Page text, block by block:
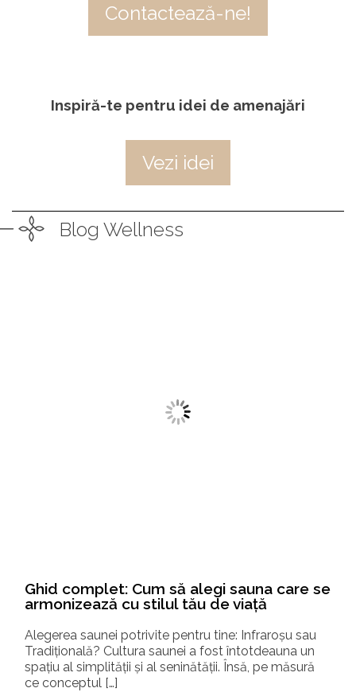
Contactează-ne!
Inspiră-te pentru idei de amenajări
Vezi idei
Blog Wellness
Ghid complet: Cum să alegi sauna care se
armonizează cu stilul tău de viață
Alegerea saunei potrivite pentru tine: Infraroșu sau
Tradițională? Cultura saunei a fost întotdeauna un
spațiu al simplității și al seninătății. Însă, pe măsură
ce conceptul […]